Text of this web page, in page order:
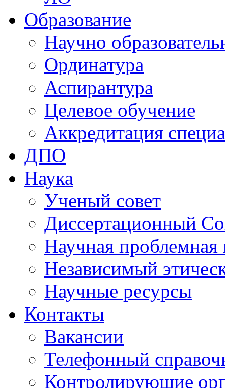
Образование
Научно
Ординатура
Аспирантура
Целевое обучение
Аккредитация
ДПО
Наука
Ученый совет
Диссертационный
Научная проблемная
Независимый
Научные ресурсы
Контакты
Вакансии
Телефонный
Контролирующие